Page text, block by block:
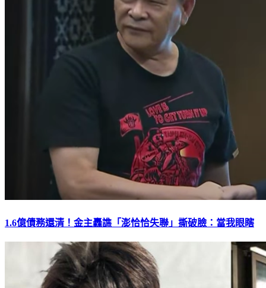
1.6億債務還清！金主轟譙「澎恰恰失聯」撕破臉：當我眼瞎